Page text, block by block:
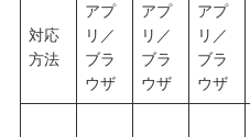
対応
方法
アプ
リ／
ブラ
ウザ
アプ
リ／
ブラ
ウザ
アプ
リ／
ブラ
ウザ